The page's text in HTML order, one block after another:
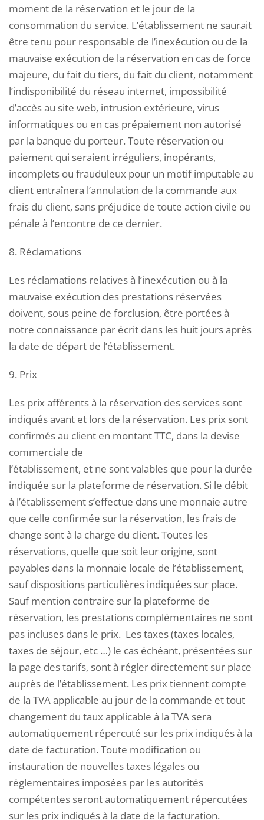
moment de la réservation et le jour de la
consommation du service. L’établissement ne saurait
être tenu pour responsable de l’inexécution ou de la
mauvaise exécution de la réservation en cas de force
majeure, du fait du tiers, du fait du client, notamment
l’indisponibilité du réseau internet, impossibilité
d’accès au site web, intrusion extérieure, virus
informatiques ou en cas prépaiement non autorisé
par la banque du porteur. Toute réservation ou
paiement qui seraient irréguliers, inopérants,
incomplets ou frauduleux pour un motif imputable au
client entraînera l’annulation de la commande aux
frais du client, sans préjudice de toute action civile ou
pénale à l’encontre de ce dernier.
8. Réclamations
Les réclamations relatives à l’inexécution ou à la
mauvaise exécution des prestations réservées
doivent, sous peine de forclusion, être portées à
notre connaissance par écrit dans les huit jours après
la date de départ de l’établissement.
9. Prix
Les prix afférents à la réservation des services sont
indiqués avant et lors de la réservation. Les prix sont
confirmés au client en montant TTC, dans la devise
commerciale de
l’établissement, et ne sont valables que pour la durée
indiquée sur la plateforme de réservation. Si le débit
à l’établissement s’effectue dans une monnaie autre
que celle confirmée sur la réservation, les frais de
change sont à la charge du client. Toutes les
réservations, quelle que soit leur origine, sont
payables dans la monnaie locale de l’établissement,
sauf dispositions particulières indiquées sur place.
Sauf mention contraire sur la plateforme de
réservation, les prestations complémentaires ne sont
pas incluses dans le prix. Les taxes (taxes locales,
taxes de séjour, etc …) le cas échéant, présentées sur
la page des tarifs, sont à régler directement sur place
auprès de l’établissement. Les prix tiennent compte
de la TVA applicable au jour de la commande et tout
changement du taux applicable à la TVA sera
automatiquement répercuté sur les prix indiqués à la
date de facturation. Toute modification ou
instauration de nouvelles taxes légales ou
réglementaires imposées par les autorités
compétentes seront automatiquement répercutées
sur les prix indiqués à la date de la facturation.